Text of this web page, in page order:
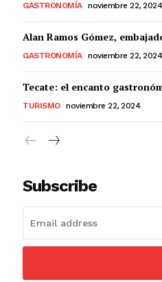
GASTRONOMÍA noviembre 22, 2024
Alan Ramos Gómez,
GASTRONOMÍA noviembre 22, 2024
Tecate: el encanto
TURISMO noviembre 22, 2024
Subscribe